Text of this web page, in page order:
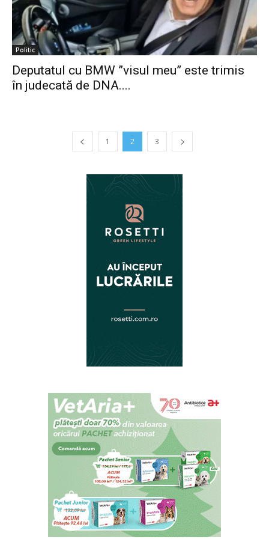
Politic
Deputatul cu BMW ”visul meu” este trimis
în judecată de DNA....
1 2 3